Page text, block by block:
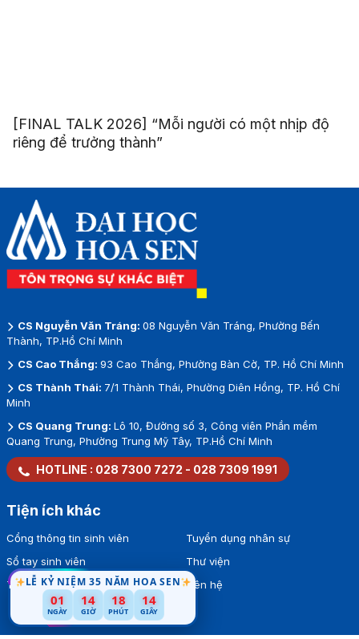
LỄ KỶ NIỆM 35 NĂM HOA SEN
01
NGÀY
14
GIỜ
18
PHÚT
13
GIÂY
[FINAL TALK 2026] “Mỗi người có một nhịp độ
riêng để trưởng thành”
CS Nguyễn Văn Tráng: 08 Nguyễn Văn Tráng, Phường Bến
Thành, TP.Hồ Chí Minh
CS Cao Thắng: 93 Cao Thắng, Phường Bàn Cờ, TP. Hồ Chí Minh
CS Thành Thái: 7/1 Thành Thái, Phường Diên Hồng, TP. Hồ Chí
Minh
CS Quang Trung: Lô 10, Đường số 3, Công viên Phần mềm
Quang Trung, Phường Trung Mỹ Tây, TP.Hồ Chí Minh
HOTLINE : 028 7300 7272 - 028 7309 1991
Tiện ích khác
Cổng thông tin sinh viên
Sổ tay sinh viên
Tra cứu văn bằng
Tuyển dụng nhân sự
Thư viện
Liên hệ